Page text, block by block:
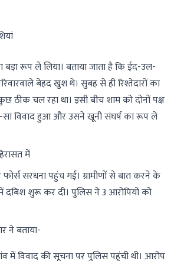
रूप ले लिया। बताया जाता है कि ईद-उल-
बेहद खुश थे। सुबह से ही रिश्तेदारों का
ठीक चल रहा था। इसी बीच शाम को दोनों पक्ष
विवाद हुआ और उसने खूनी संघर्ष का रूप ले
में
फोर्स सरधना पहुंच गई। ग्रामीणों से बात करने के
दबिश शुरू कर दी। पुलिस ने 3 आरोपियों को
ने बताया-
में विवाद की सूचना पर पुलिस पहुंची थी। आरोप